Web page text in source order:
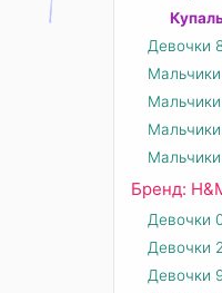
Девочки
Бренд:
Девочки
Девочки
Девочки